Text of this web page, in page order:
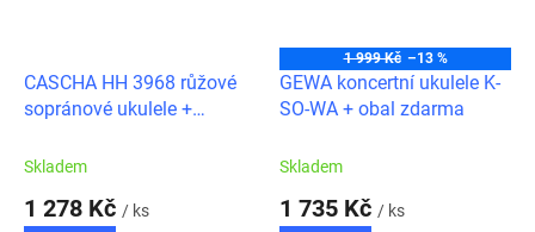
CASCHA HH 3968 růžové
sopránové ukulele +
Skladem
1 278 Kč / ks
1 999 Kč –13 %
GEWA koncertní ukulele K-
SO-WA + obal zdarma
Skladem
1 735 Kč / ks